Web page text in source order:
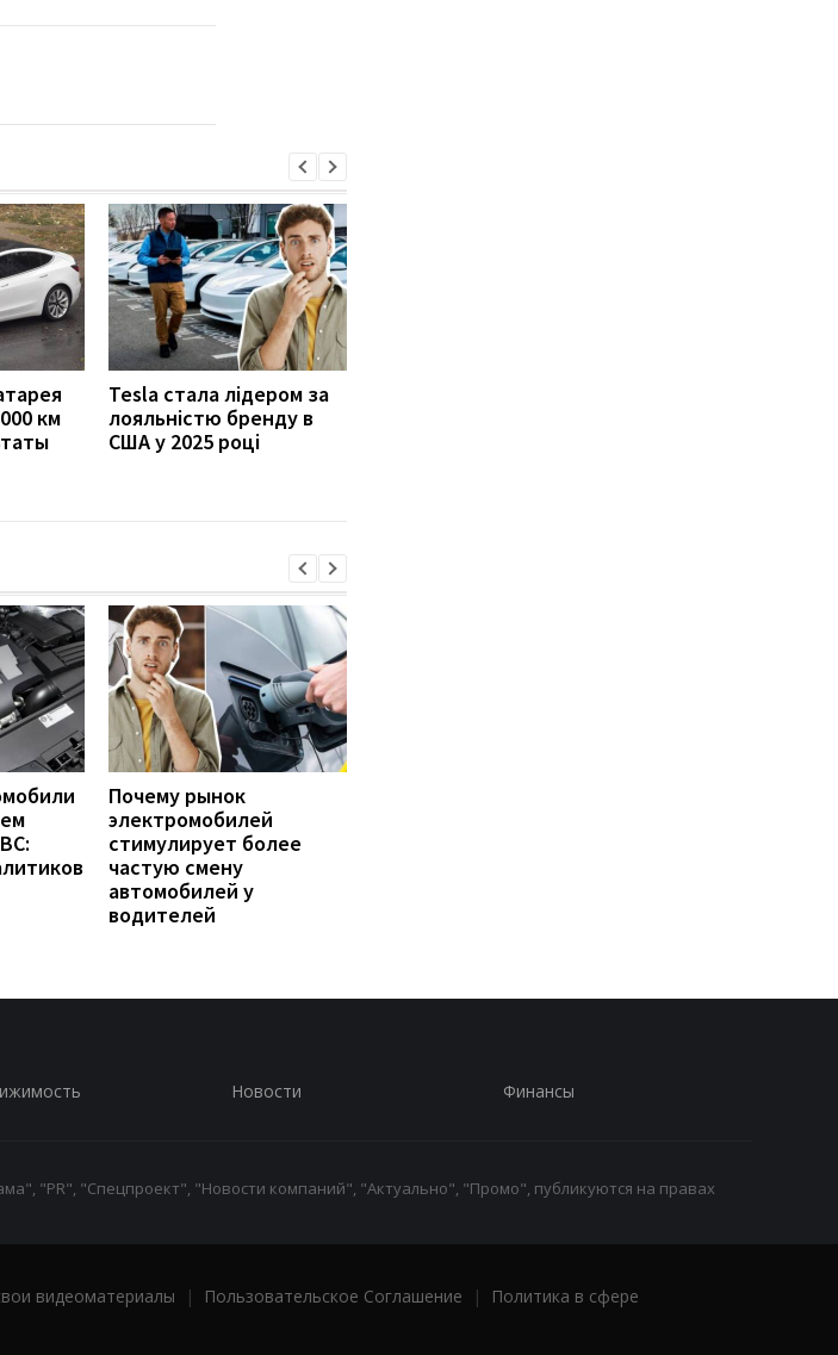
км
Tesla стала лідером за
лояльністю бренду в
США у 2025 році
Почему рынок
электромобилей
стимулирует более
частую смену
автомобилей у
водителей
Новости Финансы
"PR", "Спецпроект", "Новости компаний", "Актуально", "Промо", публикуются на правах
видеоматериалы | Пользовательское Соглашение |
Политика в сфере